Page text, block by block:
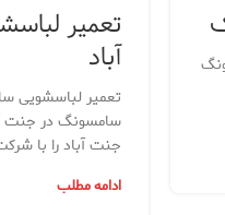
تعمیر
آباد
تعمیر لباسشویی
سامسونگ در جنت
جنت آباد را با
ادامه مطلب